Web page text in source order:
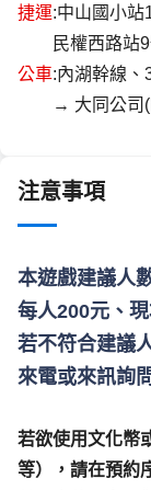
捷運:中山國小站
民權西路
公車:內湖幹線、
→ 大同
注意事項
本遊戲建議人
每人200元、
若不符合建議
來電或來訊詢
若欲使用文化幣
等），請在預約